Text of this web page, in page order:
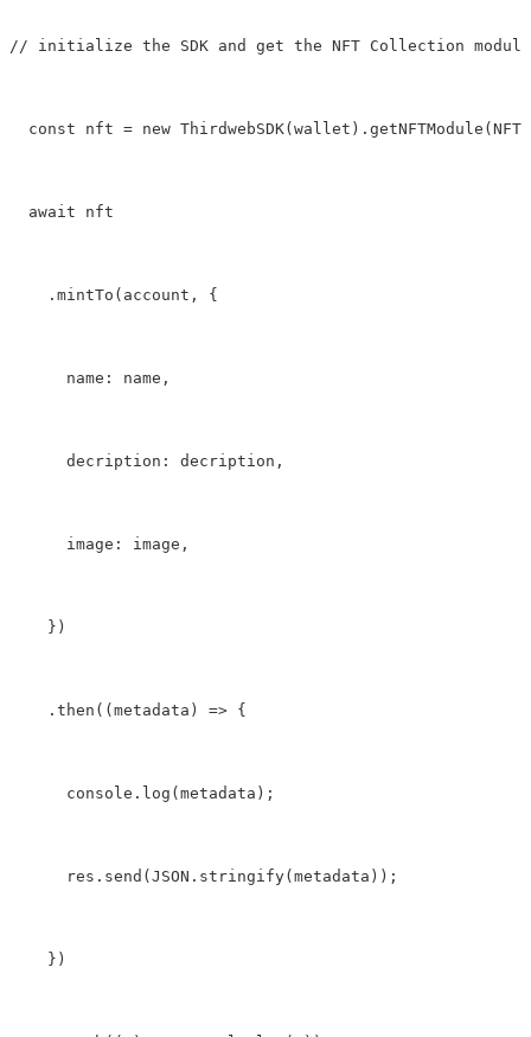
// initialize the SDK and get the NFT Collection module
  const nft
= new
  await nft
    .mintTo(account, {
      name: name,
      decription: decription,
      image: image,
    })
    .then((metadata)
=> {
      console.log(metadata);
      res.
send (JSON.stringify(metadata));
    })